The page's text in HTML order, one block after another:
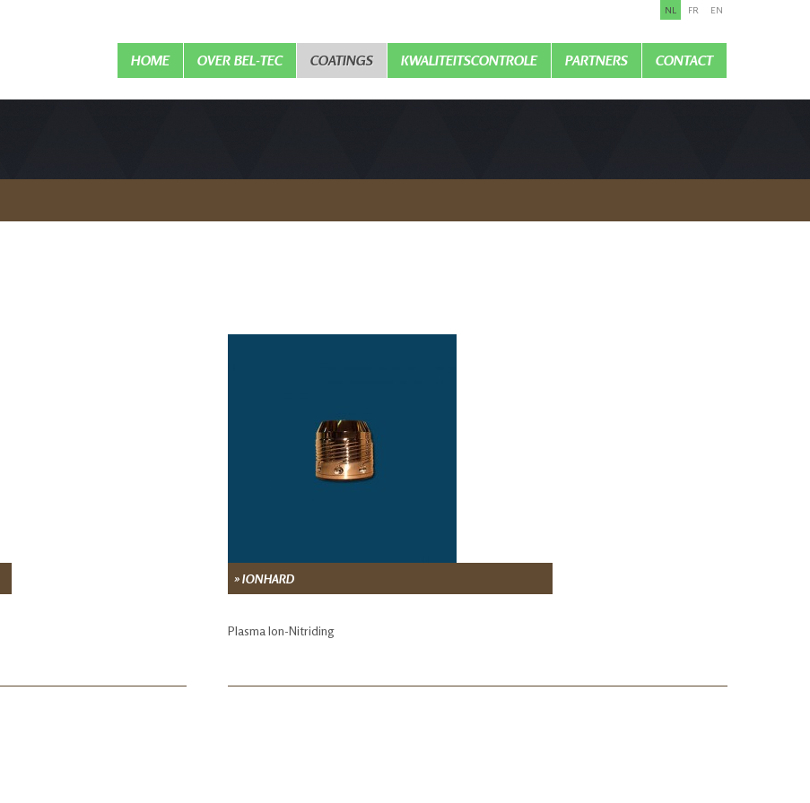
NL FR EN
HOME OVER BEL-TEC COATINGS KWALITEITSCONTROLE PARTNERS CONTACT
» IONHARD
Plasma Ion-Nitriding